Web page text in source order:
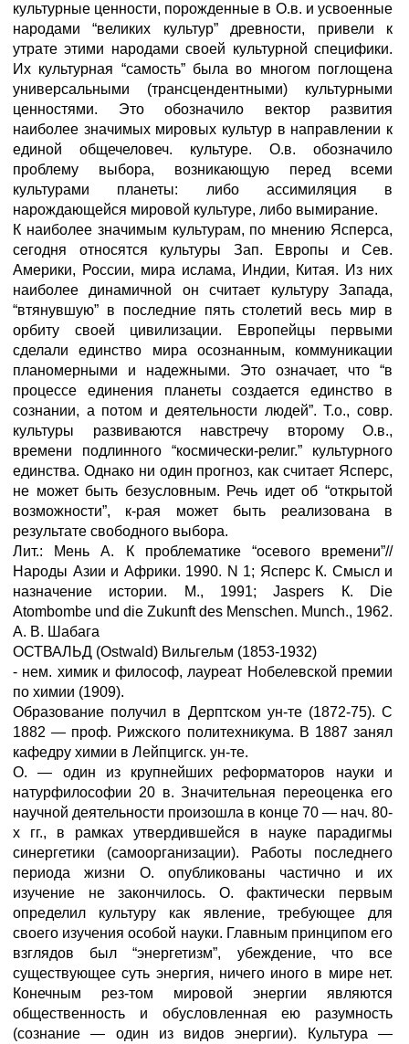
культурные ценности, порожденные в О.в. и усвоенные
народами “великих культур” древности, привели к
утрате этими народами своей культурной специфики.
Их культурная “самость” была во многом поглощена
универсальными (трансцендентными) культурными
ценностями. Это обозначило вектор развития
наиболее значимых мировых культур в направлении к
единой общечеловеч. культуре. О.в. обозначило
проблему выбора, возникающую перед всеми
культурами планеты: либо ассимиляция в
нарождающейся мировой культуре, либо вымирание.
К наиболее значимым культурам, по мнению Ясперса,
сегодня относятся культуры Зап. Европы и Сев.
Америки, России, мира ислама, Индии, Китая. Из них
наиболее динамичной он считает культуру Запада,
“втянувшую” в последние пять столетий весь мир в
орбиту своей цивилизации. Европейцы первыми
сделали единство мира осознанным, коммуникации
планомерными и надежными. Это означает, что “в
процессе единения планеты создается единство в
сознании, а потом и деятельности людей”. Т.о., совр.
культуры развиваются навстречу второму О.в.,
времени подлинного “космически-религ.” культурного
единства. Однако ни один прогноз, как считает Ясперс,
не может быть безусловным. Речь идет об “открытой
возможности”, к-рая может быть реализована в
результате свободного выбора.
Лит.: Мень А. К проблематике “осевого времени”//
Народы Азии и Африки. 1990. N 1; Ясперс К. Смысл и
назначение истории. М., 1991; Jaspers К. Die
Atombombe und die Zukunft des Menschen. Munch., 1962.
А. В. Шабага
ОСТВАЛЬД (Ostwald) Вильгельм (1853-1932)
- нем. химик и философ, лауреат Нобелевской премии
по химии (1909).
Образование получил в Дерптском ун-те (1872-75). С
1882 — проф. Рижского политехникума. В 1887 занял
кафедру химии в Лейпцигск. ун-те.
О. — один из крупнейших реформаторов науки и
натурфилософии 20 в. Значительная переоценка его
научной деятельности произошла в конце 70 — нач. 80-
х гг., в рамках утвердившейся в науке парадигмы
синергетики (самоорганизации). Работы последнего
периода жизни О. опубликованы частично и их
изучение не закончилось. О. фактически первым
определил культуру как явление, требующее для
своего изучения особой науки. Главным принципом его
взглядов был “энергетизм”, убеждение, что все
существующее суть энергия, ничего иного в мире нет.
Конечным рез-том мировой энергии являются
общественность и обусловленная ею разумность
(сознание — один из видов энергии). Культура —